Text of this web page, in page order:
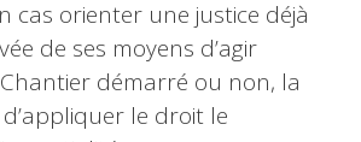
cas orienter une justice déjà
de ses moyens d’agir
démarré ou non, la
d’appliquer le droit le